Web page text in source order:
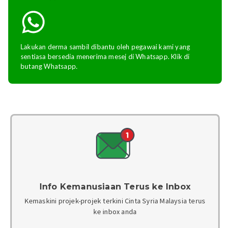
Lakukan derma sambil dibantu oleh pegawai kami yang
sentiasa bersedia menerima mesej di Whatsapp. Klik di
butang Whatsapp.
Info Kemanusiaan Terus ke Inbox
Kemaskini projek-projek terkini Cinta Syria Malaysia terus
ke inbox anda